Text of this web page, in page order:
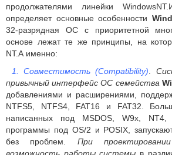
продолжателями линейки
определяет основные особенности
32-разрядная ОС с приоритетной
основе лежат те же принципы, на
NT.А именно:
1. Совместимость (Compatibility)
привычный интерфейс ОС семейства
добавлениями и расширениями,
NTFS5, NTFS4, FAT16 и FAT32.
написанных под MSDOS, W9x, NT4,
программы под OS/2 и POSIX,
без проблем. При